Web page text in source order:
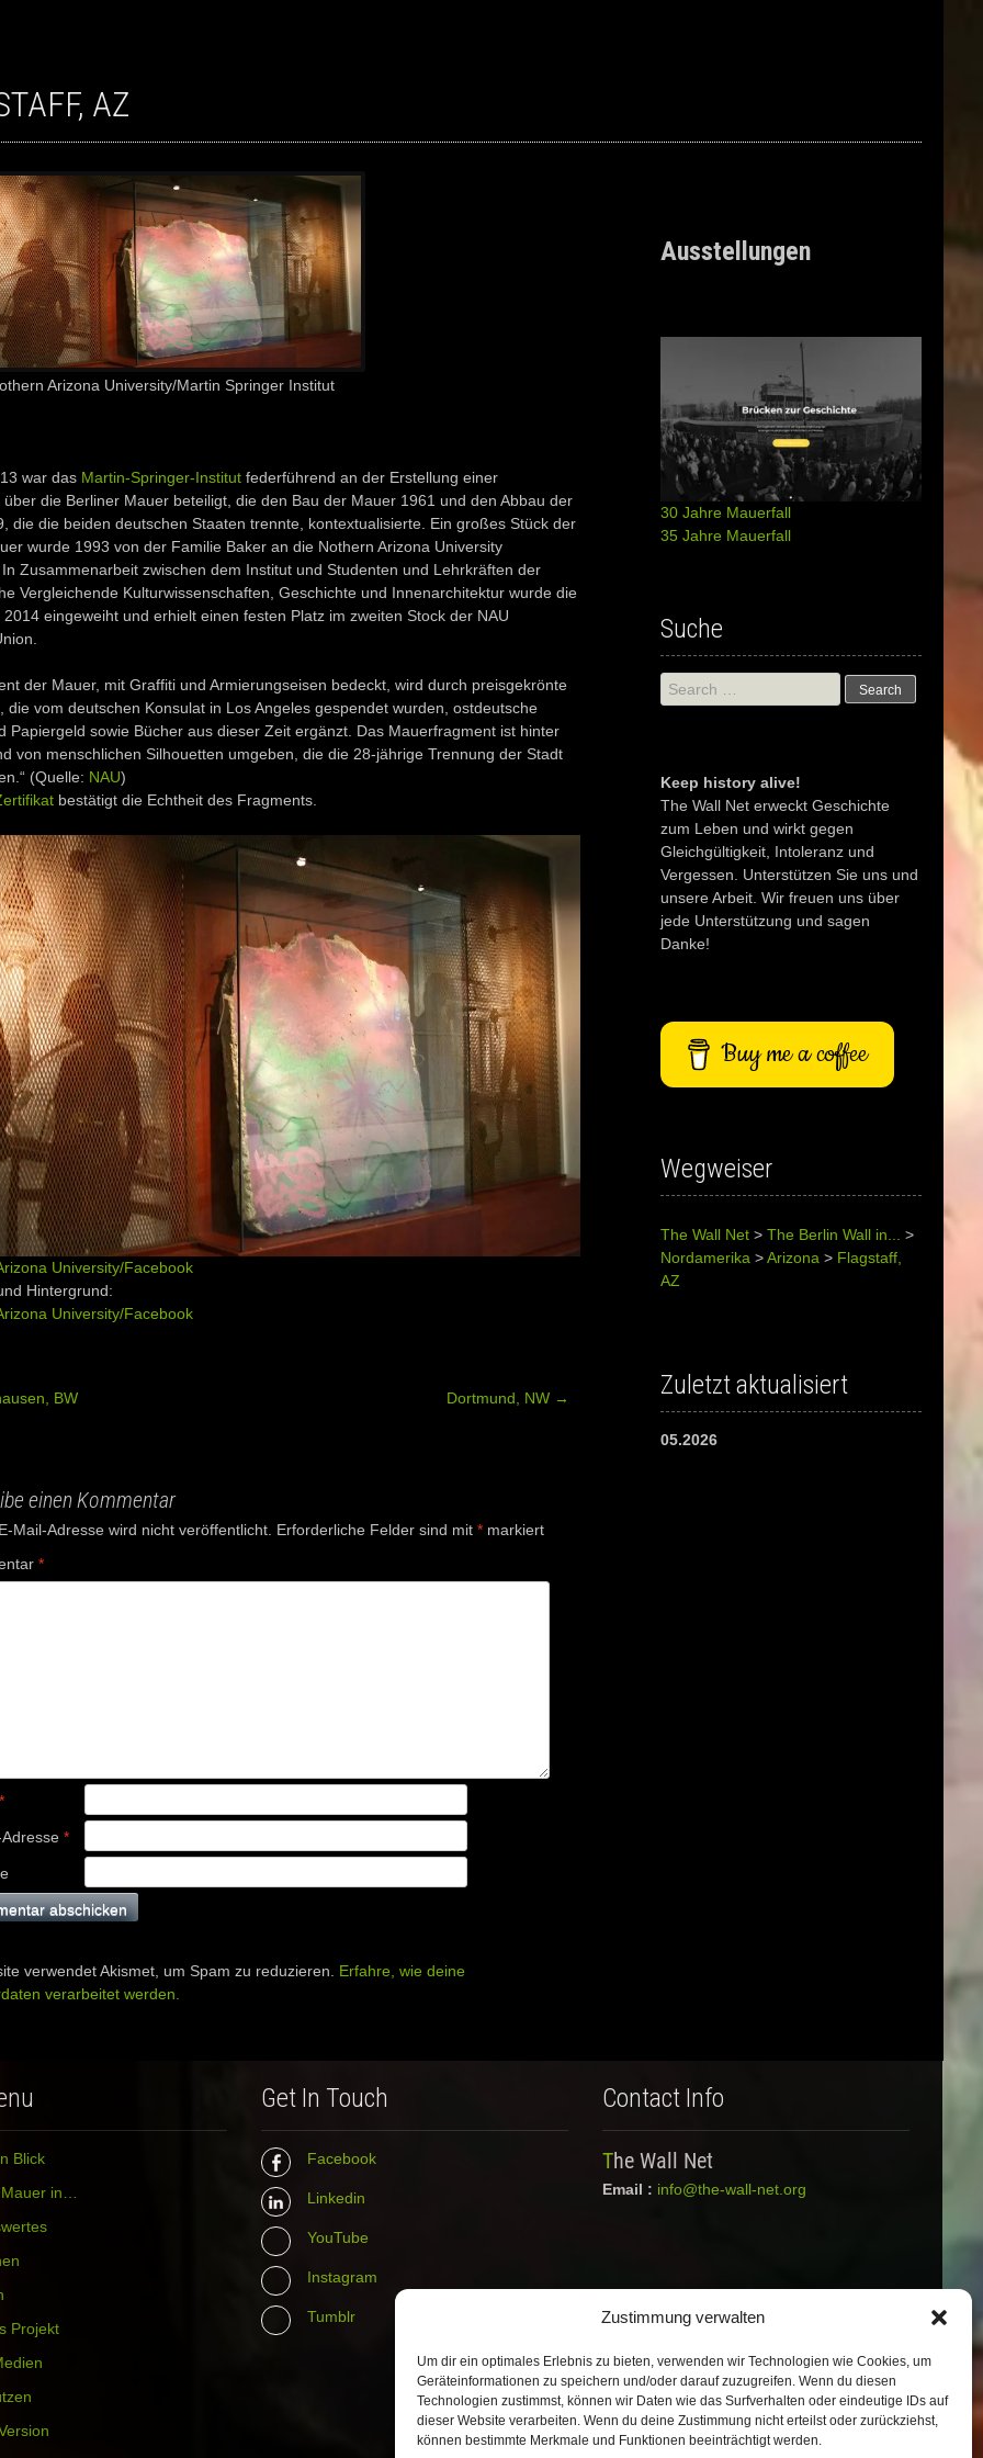
Zustimmung verwalten
Um dir ein optimales Erlebnis zu bieten, verwenden wir Technologien wie Cookies, um
Geräteinformationen zu speichern und/oder darauf zuzugreifen. Wenn du diesen
Technologien zustimmst, können wir Daten wie das Surfverhalten oder eindeutige IDs auf
dieser Website verarbeiten. Wenn du deine Zustimmung nicht erteilst oder zurückziehst,
können bestimmte Merkmale und Funktionen beeinträchtigt werden.
AZ
Arizona University/Martin Springer Institut
war das Martin-Springer-Institutfederführend an der Erstellung einer
über die Berliner Mauer beteiligt, die den Bau der Mauer 1961 und den Abbau der
die die beiden deutschen Staaten trennte, kontextualisierte. Ein großes Stück der
wurde 1993 von der Familie Baker an die Nothern Arizona University
Zusammenarbeit zwischen dem Institut und Studenten und Lehrkräften der
Vergleichende Kulturwissenschaften, Geschichte und Innenarchitektur wurde die
2014 eingeweiht und erhielt einen festen Platz im zweiten Stock der NAU
der Mauer, mit Graffiti und Armierungseisen bedeckt, wird durch preisgekrönte
die vom deutschen Konsulat in Los Angeles gespendet wurden, ostdeutsche
Papiergeld sowie Bücher aus dieser Zeit ergänzt. Das Mauerfragment ist hinter
von menschlichen Silhouetten umgeben, die die 28-jährige Trennung der Stadt
(Quelle: NAU)
bestätigt die Echtheit des Fragments.
University/Facebook
Hintergrund:
University/Facebook
BW Dortmund, NW →
einen Kommentar
Mail-Adresse wird nicht veröffentlicht. Erforderliche Felder sind mit *markiert
*
*
*
verwendet Akismet, um Spam zu reduzieren. Erfahre, wie deine
verarbeitet werden.
Ausstellungen
30 Jahre Mauerfall
35 Jahre Mauerfall
Suche
Search
for:
Keep history alive!
The Wall Net erweckt Geschichte
zum Leben und wirkt gegen
Gleichgültigkeit, Intoleranz und
Vergessen. Unterstützen Sie uns und
unsere Arbeit. Wir freuen uns über
jede Unterstützung und sagen
Danke!
Buy me a coffee
Wegweiser
The Wall Net >The Berlin Wall in... >
Nordamerika >Arizona > Flagstaff,
AZ
Zuletzt aktualisiert
05.2026
Blick
in…
Projekt
Get In Touch
Facebook
Linkedin
YouTube
Instagram
Tumblr
Contact Info
The Wall Net
Email : info@the-wall-net.org